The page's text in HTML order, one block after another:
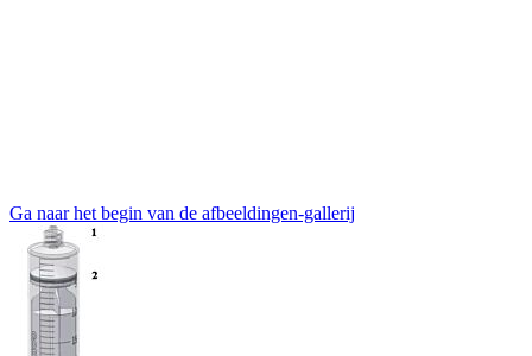
Ga naar het begin van de afbeeldingen-gallerij